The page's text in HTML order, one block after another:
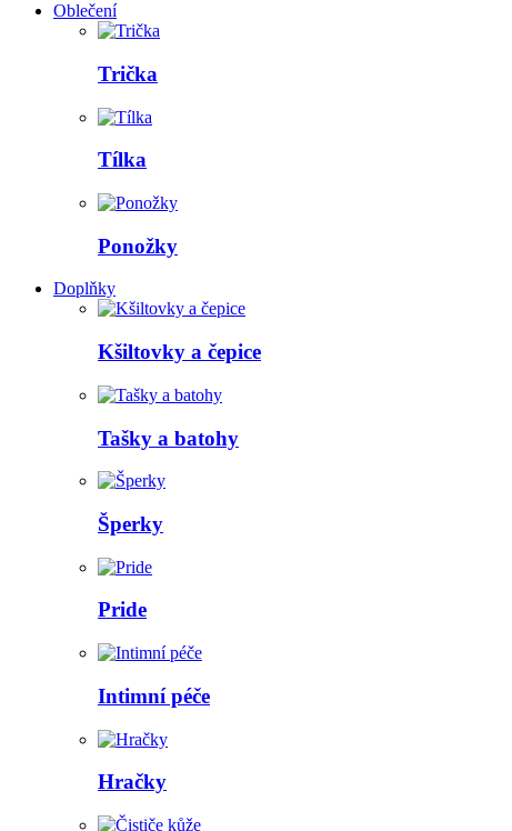
Oblečení
Trička
Tílka
Ponožky
Doplňky
Kšiltovky a čepice
Tašky a batohy
Šperky
Pride
Intimní péče
Hračky